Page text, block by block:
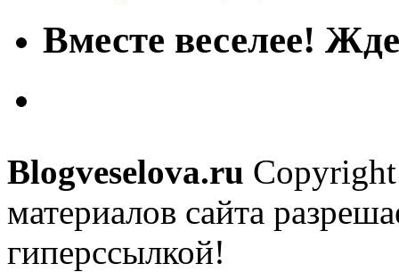
Вместе веселее!
Blogveselova.ru
материалов сайта
гиперссылкой!